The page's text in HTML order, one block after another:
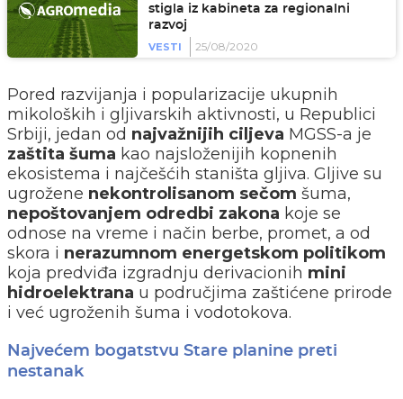
stigla iz kabineta za regionalni
razvoj
VESTI
25/08/2020
Pored razvijanja i popularizacije ukupnih
mikoloških i gljivarskih aktivnosti, u Republici
Srbiji, jedan od najvažnijih ciljeva MGSS-a je
zaštita šuma kao najsloženijih kopnenih
ekosistema i najčešćih staništa gljiva. Gljive su
ugrožene nekontrolisanom sečom šuma,
nepoštovanjem odredbi zakona koje se
odnose na vreme i način berbe, promet, a od
skora i nerazumnom energetskom politikom
koja predviđa izgradnju derivacionih mini
hidroelektrana u područjima zaštićene prirode
i već ugroženih šuma i vodotokova.
Najvećem bogatstvu Stare planine preti
nestanak